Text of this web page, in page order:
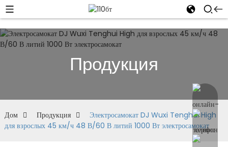
Продукция
Дом Продукция
Электросамокат DJ Wuxi Tenghui High
для взрослых 45 км/ч 48 В/60 В литий 1000 Вт электросамокат